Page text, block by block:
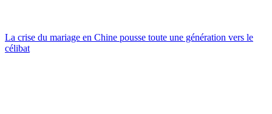
La crise du mariage en Chine pousse toute une génération vers le
célibat